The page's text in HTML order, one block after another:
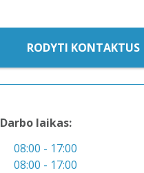
RODYTI KONTAKTUS
Darbo laikas:
08:00 - 17:00
08:00 - 17:00